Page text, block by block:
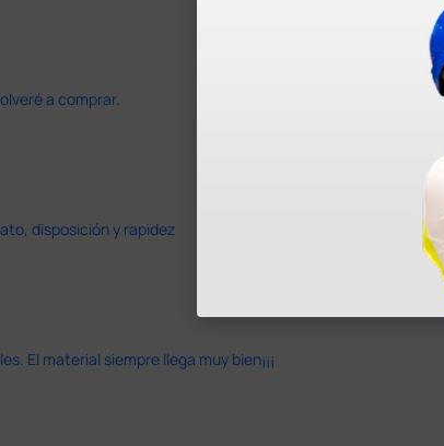
a comprar.
disposición y rapidez
El material siempre llega muy bien¡¡¡